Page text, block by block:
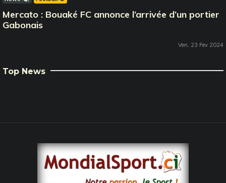
Mercato : Bouaké FC annonce l’arrivée d’un portier
Gabonais
Ven, 23 Fev 2024
Top News